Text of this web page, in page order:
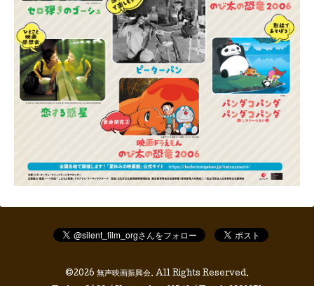
©2026 無声映画振興会. All Rights Reserved.